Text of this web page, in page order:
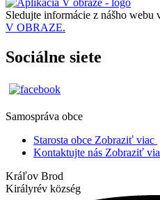
Sledujte informácie z nášho webu
V OBRAZE.
Sociálne siete
Samospráva obce
Starosta obce Zobraziť viac
Kontaktujte nás Zobraziť
Kráľov Brod
Királyrév község